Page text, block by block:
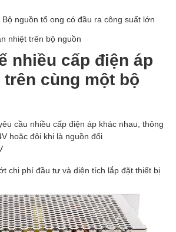
Bộ nguồn tổ ong có đầu ra công suất lớn
nhiệt trên bộ nguồn
nhiều cấp điện áp
trên cùng một bộ
cầu nhiều cấp điện áp khác nhau, thông
hoặc đôi khi là nguồn đối
chi phí đầu tư và diện tích lắp đặt thiết bị